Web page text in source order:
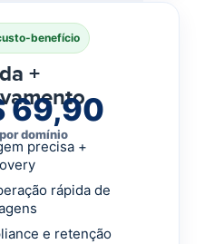
benefício
+
69,90
domínio
precisa +
rápida de
e retenção